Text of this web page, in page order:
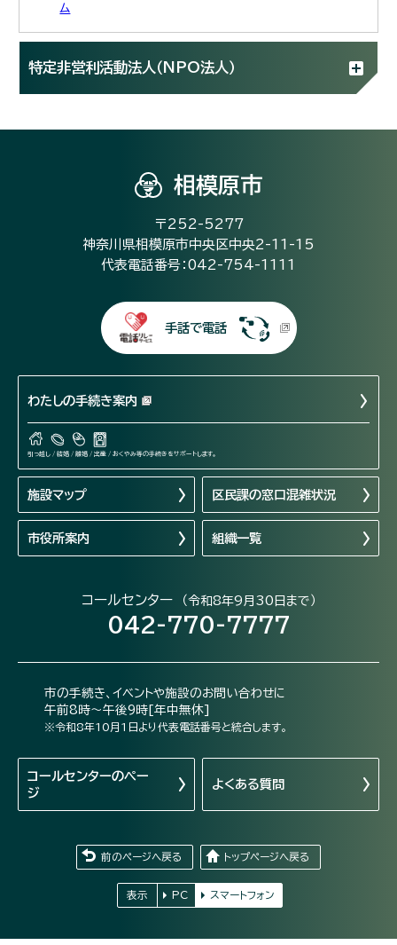
ム
特定非営利活動法人（NPO法人）
相模原市
〒252-5277
神奈川県相模原市中央区中央2-11-15
代表電話番号：042-754-1111
手話で電話
わたしの手続き案内
引っ越し / 結婚 / 離婚 / 出産 / おくやみ等の手続きをサポートします。
施設マップ 区民課の窓口混雑状況
市役所案内 組織一覧
コールセンター （令和8年9月30日まで）
042-770-7777
市の手続き、イベントや施設のお問い合わせに
午前8時～午後9時[年中無休]
※令和8年10月1日より代表電話番号と統合します。
コールセンターのペー
ジ
よくある質問
前のページへ戻る トップページへ戻る
表示 PC スマートフォン